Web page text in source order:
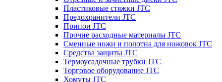
Пластиковые стяжки JTC
Предохранители JTC
Припои JTC
Прочие расходные материалы JTC
Сменные ножи и полотна для ножовок JTC
Средства защиты JTC
Термоусадочные трубки JTC
Торговое оборудование JTC
Хомуты JTC